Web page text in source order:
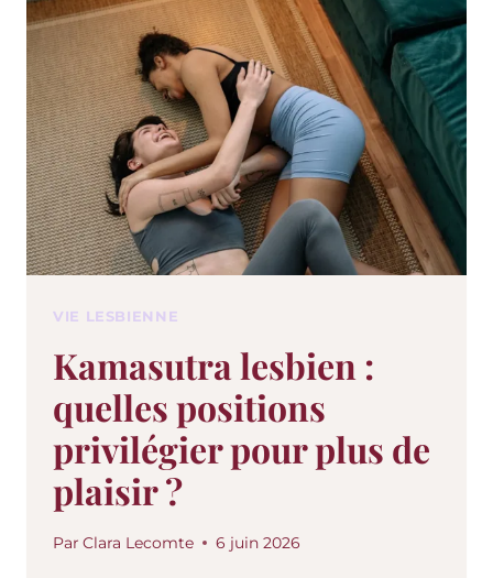
VIE LESBIENNE
Kamasutra lesbien :
quelles positions
privilégier pour plus de
plaisir ?
Par Clara Lecomte 6 juin 2026